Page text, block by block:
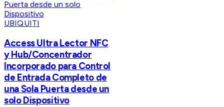
UBIQUITI
Access Ultra Lector NFC
y Hub/Concentrador
Incorporado para Control
de Entrada Completo de
una Sola Puerta desde un
solo Dispositivo